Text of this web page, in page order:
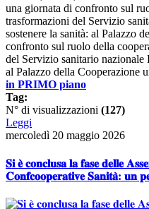
una giornata di confronto sul
trasformazioni del Servizio
sostenere la sanità: al Palazzo
confronto sul ruolo della
del Servizio sanitario nazionale
al Palazzo della Cooperazione
in PRIMO piano
Tag:
N° di visualizzazioni (127)
Leggi
mercoledì 20 maggio 2026
𝐒𝐢 𝐞̀ 𝐜𝐨𝐧𝐜𝐥𝐮𝐬𝐚 𝐥𝐚 𝐟𝐚𝐬𝐞 𝐝𝐞𝐥𝐥𝐞
𝐂𝐨𝐧𝐟𝐜𝐨𝐨𝐩𝐞𝐫𝐚𝐭𝐢𝐯𝐞 𝐒𝐚𝐧𝐢𝐭𝐚̀: 𝐮𝐧